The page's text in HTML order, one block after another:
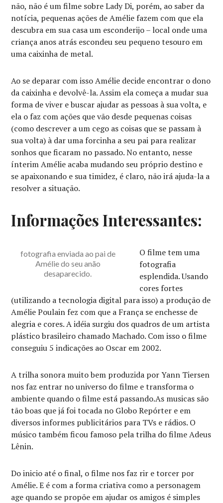
não, não é um filme sobre Lady Di, porém, ao saber da
notícia, pequenas ações de Amélie fazem com que ela
descubra em sua casa um esconderijo – local onde uma
criança anos atrás escondeu seu pequeno tesouro em
uma caixinha de metal.
Ao se deparar com isso Amélie decide encontrar o dono
da caixinha e devolvê-la. Assim ela começa a mudar sua
forma de viver e buscar ajudar as pessoas à sua volta, e
ela o faz com ações que vão desde pequenas coisas
(como descrever a um cego as coisas que se passam à
sua volta) à dar uma forcinha a seu pai para realizar
sonhos que ficaram no passado. No entanto, nesse
ínterim Amélie acaba mudando seu próprio destino e
se apaixonando e sua timidez, é claro, não irá ajuda-la a
resolver a situação.
Informações Interessantes:
fotografia enviada ao pai de
Amélie do seu anão
desaparecido.
O filme tem uma
fotografia
esplendida. Usando
cores fortes
(utilizando a tecnologia digital para isso) a produção de
Amélie Poulain fez com que a França se enchesse de
alegria e cores. A idéia surgiu dos quadros de um artista
plástico brasileiro chamado Machado. Com isso o filme
conseguiu 5 indicações ao Oscar em 2002.
A trilha sonora muito bem produzida por Yann Tiersen
nos faz entrar no universo do filme e transforma o
ambiente quando o filme está passando.As musicas são
tão boas que já foi tocada no Globo Repórter e em
diversos informes publicitários para TVs e rádios. O
músico também ficou famoso pela trilha do filme Adeus
Lênin.
Do inicio até o final, o filme nos faz rir e torcer por
Amélie. E é com a forma criativa como a personagem
age quando se propõe em ajudar os amigos é simples